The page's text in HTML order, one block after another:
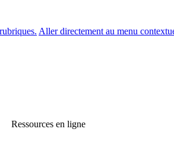
Aller directement au menu
Ressources en ligne